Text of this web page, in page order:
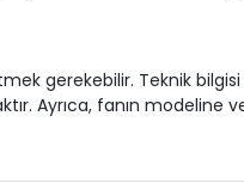
gerekebilir. Teknik
Ayrıca, fanın